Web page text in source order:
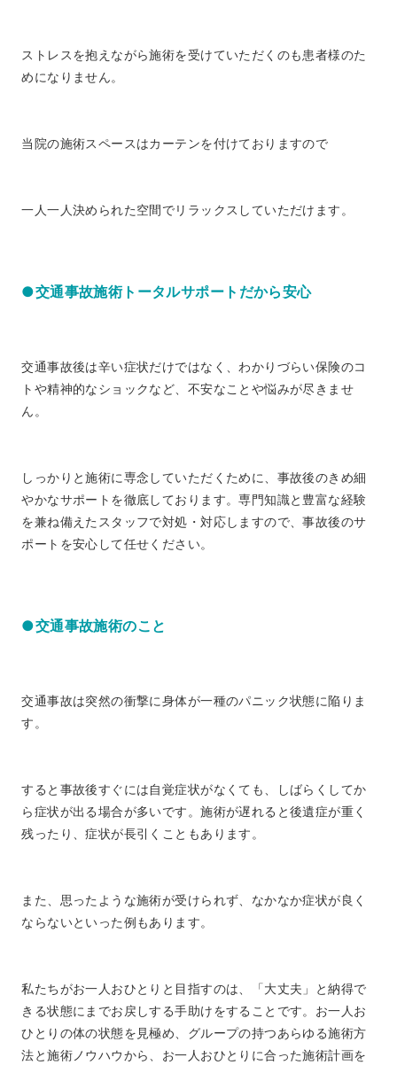
ストレスを抱えながら施術を受けていただくのも患者様のた
めになりません。
当院の施術スペースはカーテンを付けておりますので
一人一人決められた空間でリラックスしていただけます。
●交通事故施術トータルサポートだから安心
交通事故後は辛い症状だけではなく、わかりづらい保険のコ
トや精神的なショックなど、不安なことや悩みが尽きませ
ん。
しっかりと施術に専念していただくために、事故後のきめ細
やかなサポートを徹底しております。専門知識と豊富な経験
を兼ね備えたスタッフで対処・対応しますので、事故後のサ
ポートを安心して任せください。
●交通事故施術のこと
交通事故は突然の衝撃に身体が一種のパニック状態に陥りま
す。
すると事故後すぐには自覚症状がなくても、しばらくしてか
ら症状が出る場合が多いです。施術が遅れると後遺症が重く
残ったり、症状が長引くこともあります。
また、思ったような施術が受けられず、なかなか症状が良く
ならないといった例もあります。
私たちがお一人おひとりと目指すのは、「大丈夫」と納得で
きる状態にまでお戻しする手助けをすることです。お一人お
ひとりの体の状態を見極め、グループの持つあらゆる施術方
法と施術ノウハウから、お一人おひとりに合った施術計画を